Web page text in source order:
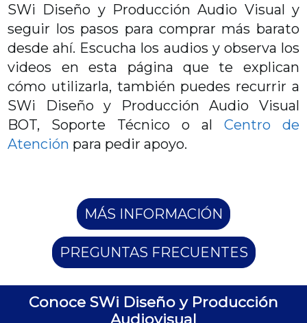
SWi Diseño y Producción Audio Visual y
seguir los pasos para comprar más barato
desde ahí. Escucha los audios y observa los
videos en esta página que te explican
cómo utilizarla, también puedes recurrir a
SWi Diseño y Producción Audio Visual
BOT, Soporte Técnico o al Centro de
Atención para pedir apoyo.
MÁS INFORMACIÓN
PREGUNTAS FRECUENTES
Conoce SWi Diseño y Producción
Audiovisual